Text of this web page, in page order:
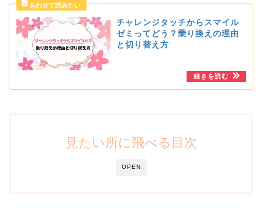
チャレンジタッチからスマイル
ゼミってどう？乗り換えの理由
と切り替え方
OPEN
見たい所に飛べる目次